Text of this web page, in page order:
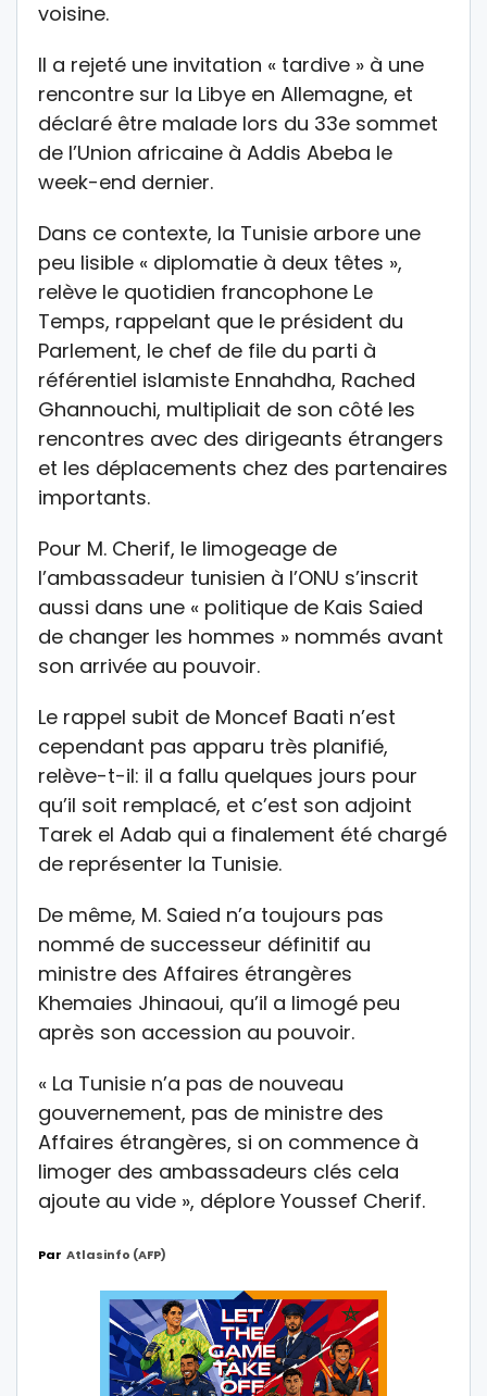
voisine.
Il a rejeté une invitation « tardive » à une
rencontre sur la Libye en Allemagne, et
déclaré être malade lors du 33e sommet
de l’Union africaine à Addis Abeba le
week-end dernier.
Dans ce contexte, la Tunisie arbore une
peu lisible « diplomatie à deux têtes »,
relève le quotidien francophone Le
Temps, rappelant que le président du
Parlement, le chef de file du parti à
référentiel islamiste Ennahdha, Rached
Ghannouchi, multipliait de son côté les
rencontres avec des dirigeants étrangers
et les déplacements chez des partenaires
importants.
Pour M. Cherif, le limogeage de
l’ambassadeur tunisien à l’ONU s’inscrit
aussi dans une « politique de Kais Saied
de changer les hommes » nommés avant
son arrivée au pouvoir.
Le rappel subit de Moncef Baati n’est
cependant pas apparu très planifié,
relève-t-il: il a fallu quelques jours pour
qu’il soit remplacé, et c’est son adjoint
Tarek el Adab qui a finalement été chargé
de représenter la Tunisie.
De même, M. Saied n’a toujours pas
nommé de successeur définitif au
ministre des Affaires étrangères
Khemaies Jhinaoui, qu’il a limogé peu
après son accession au pouvoir.
« La Tunisie n’a pas de nouveau
gouvernement, pas de ministre des
Affaires étrangères, si on commence à
limoger des ambassadeurs clés cela
ajoute au vide », déplore Youssef Cherif.
Par Atlasinfo (AFP)